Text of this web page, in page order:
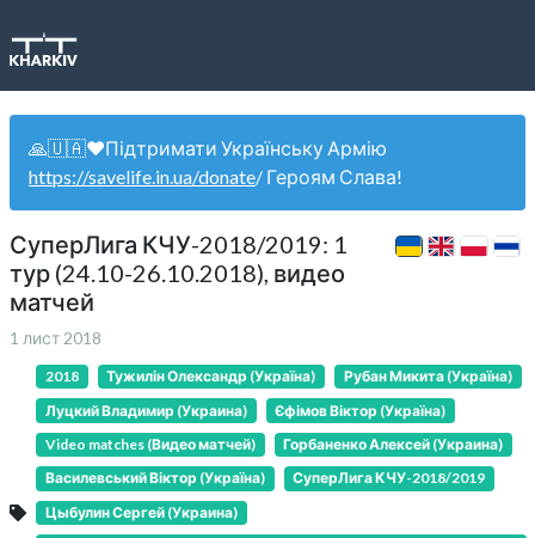
🙏🇺🇦❤️Підтримати Українську Армію
https://savelife.in.ua/donate/ Героям Слава!
СуперЛига КЧУ-2018/2019: 1
тур (24.10-26.10.2018), видео
матчей
1 лист 2018
2018 Тужилін Олександр (Україна)
Рубан Микита (Україна)
Луцкий Владимир (Украина)
Єфімов Віктор (Україна)
Video matches (Видео матчей)
Горбаненко Алексей (Украина)
Василевський Віктор (Україна)
СуперЛига КЧУ-2018/2019
Цыбулин Сергей (Украина)